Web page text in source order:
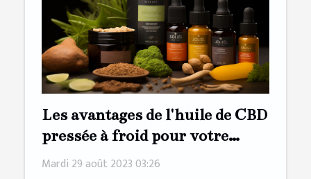
Les avantages de l'huile de CBD
pressée à froid pour votre
bien-être
Mardi 29 août 2023 03:26